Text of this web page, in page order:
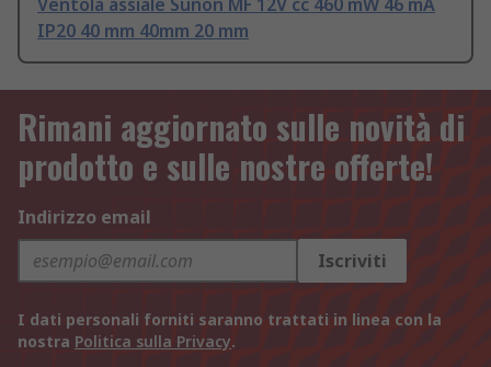
Ventola assiale Sunon MF 12V cc 460 mW 46 mA
IP20 40 mm 40mm 20 mm
Rimani aggiornato sulle novità di
prodotto e sulle nostre offerte!
Indirizzo email
Iscriviti
I dati personali forniti saranno trattati in linea con la
nostra Politica sulla Privacy.